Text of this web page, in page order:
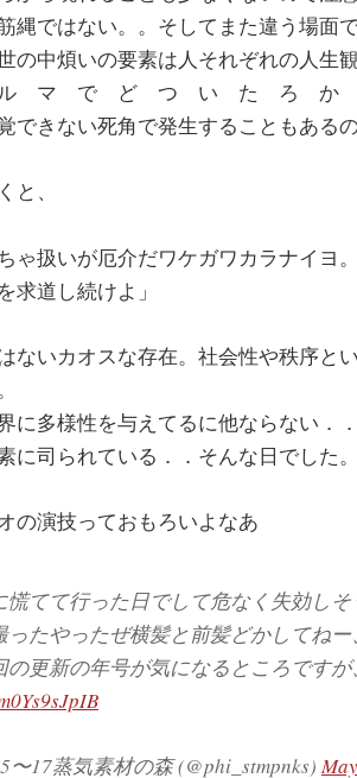
縄ではない。。そしてまた違う場面
の中煩いの要素は人それぞれの人生
マ で ど つ い た ろ か
できない死角で発生することもある
と、
ゃ扱いが厄介だワケガワカラナイヨ
求道し続けよ」
ないカオスな存在。社会性や秩序と
に多様性を与えてるに他ならない．
に司られている．．そんな日でした。
の演技っておもろいよなあ
慌てて行った日でして危なく失効し
ったやったぜ横髪と前髪どかしてね
の更新の年号が気になるところですが
17蒸気素材の森 (@phi_stmpnks)